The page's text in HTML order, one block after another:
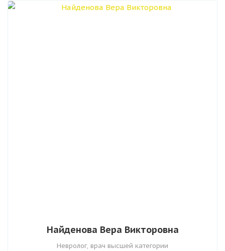
Найденова Вера Викторовна
Невролог, врач высшей категории